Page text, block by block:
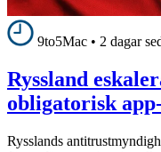
9to5Mac • 2 dagar
Ryssland
obligatorisk
Rysslands